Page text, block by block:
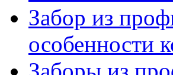
Забор из
особенности